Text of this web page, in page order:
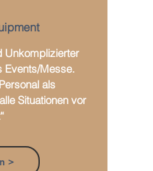
Unkomplizierter
Events/Messe.
als
Situationen vor
>